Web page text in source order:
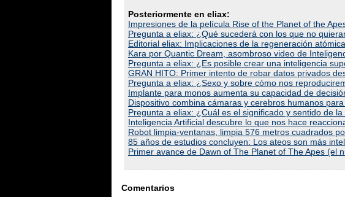
Posteriormente en eliax:
Impresiones de la película Rise of the Planet of the
Pregunta a eliax: ¿Qué sucederá con los que no
Editorial eliax: Implicaciones de la regeneración
Kara por Quantic Dream, asombroso video de
Pregunta a eliax: ¿Es posible crear una inteligencia
GRAN HITO: Primer intento de robar datos privados
Pregunta a eliax: ¿Sexo y sobre cómo nos
Implante para monos aumenta su capacidad de
Dispositivo combina cámaras y cerebros humanos
Pregunta a eliax: ¿Cuál es el significado y sentido de la
Inteligencia Artificial descubre lo que nos hace
Robot limpia-ventanas, limpia 576 metros cuadrados
85 años de estudios concluyen: Los ateos son más
Primer avance de Dawn of The Planet of The Apes (el
Comentarios